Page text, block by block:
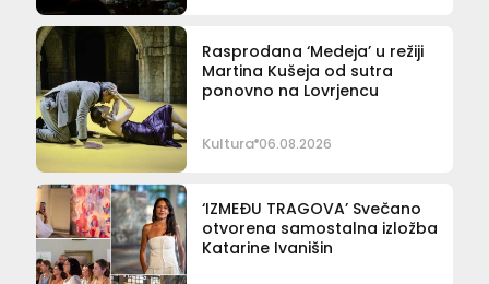
Rasprodana ‘Medeja’ u režiji
Martina Kušeja od sutra
ponovno na Lovrjencu
Kultura 06.08.2026
‘IZMEĐU TRAGOVA’ Svečano
otvorena samostalna izložba
Katarine Ivanišin